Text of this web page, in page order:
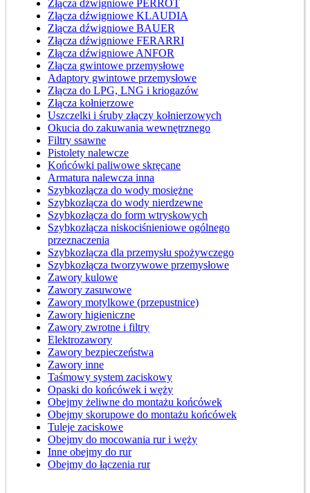
Złącza dźwigniowe PERROT
Złącza dźwigniowe KLAUDIA
Złącza dźwigniowe BAUER
Złącza dźwigniowe FERARRI
Złącza dźwigniowe ANFOR
Złącza gwintowe przemysłowe
Adaptory gwintowe przemysłowe
Złącza do LPG, LNG i kriogazów
Złącza kołnierzowe
Uszczelki i śruby złączy kołnierzowych
Okucia do zakuwania wewnętrznego
Filtry ssawne
Pistolety nalewcze
Końcówki paliwowe skręcane
Armatura nalewcza inna
Szybkozłącza do wody mosiężne
Szybkozłącza do wody nierdzewne
Szybkozłącza do form wtryskowych
Szybkozłącza niskociśnieniowe ogólnego
przeznaczenia
Szybkozłącza dla przemysłu spożywczego
Szybkozłącza tworzywowe przemysłowe
Zawory kulowe
Zawory zasuwowe
Zawory motylkowe (przepustnice)
Zawory higieniczne
Zawory zwrotne i filtry
Elektrozawory
Zawory bezpieczeństwa
Zawory inne
Taśmowy system zaciskowy
Opaski do końcówek i węży
Obejmy żeliwne do montażu końcówek
Obejmy skorupowe do montażu końcówek
Tuleje zaciskowe
Obejmy do mocowania rur i węży
Inne obejmy do rur
Obejmy do łączenia rur